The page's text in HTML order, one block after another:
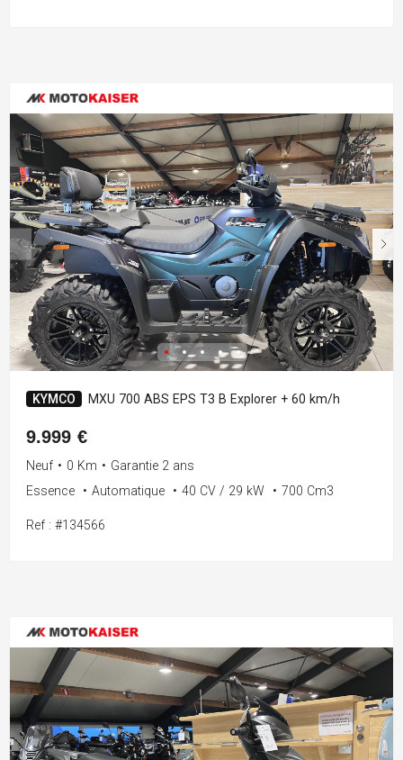
KYMCO MXU 700 ABS EPS T3 B Explorer + 60 km/h
9.999 €
Neuf • 0 Km • Garantie 2 ans
Essence
• Automatique • 40 CV / 29 kW • 700 Cm3
Ref : #134566